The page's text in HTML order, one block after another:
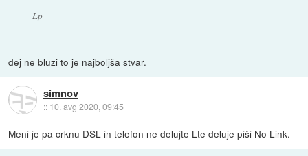
Lp
dej ne bluzi to je najboljša stvar.
simnov
:: 10. avg 2020, 09:45
Meni je pa crknu DSL in telefon ne delujte Lte deluje piši No Link.